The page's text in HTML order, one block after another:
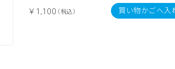
￥1,100（税込） 買い物かごへ入